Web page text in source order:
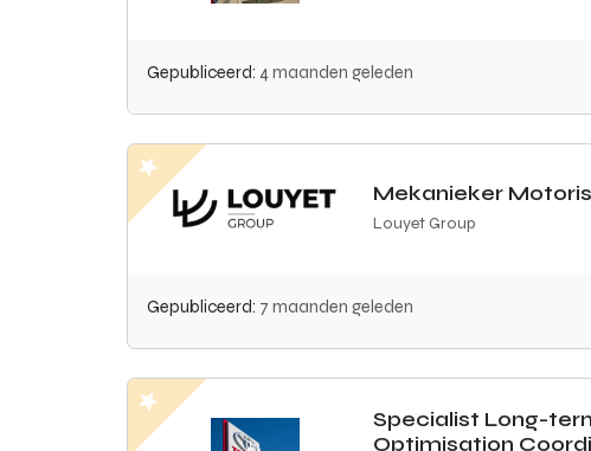
Gepubliceerd: 4 maanden geleden
Mekanieker
Louyet Group
Gepubliceerd: 7 maanden geleden
Specialist Long-
Optimisation